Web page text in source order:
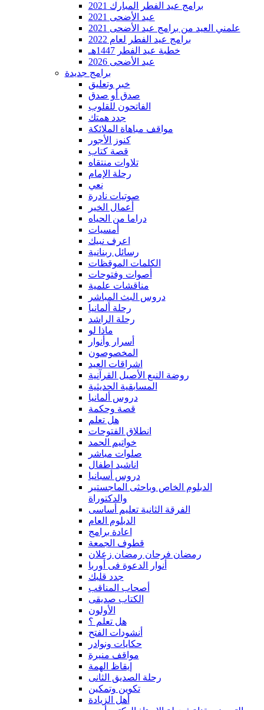
برامج عيد الفطر المبارك 2021
عيد الأضحى 2021
علمني العيد من برامج عيد الأضحى 2021
برامج عيد الفطر لعام 2022
خطبة عيد الفطر 1447هـ
عيد الأضحى 2026
برامج جديدة
خبر وتعليق
صدق أو صدق
الفاتحون للقلوب
جدد همتك
مواقف مباهاة الملائكة
كنوز الأجور
قصة كتاب
تلاوات منتقاه
رحلة الإمام
نعي
صوتيات نادرة
أعمال الخير
دراما من الحياه
أمسيات
اعرف نبيك
رسائل ربنانية
الكلمات الموقظات
أصوات وفتوحات
مناقشات علمية
دروس البث المباشر
رحلة ألمانيا
رحلة الراشد
ماذا لو
أسرار وأنوار
المخصوصون
اشراقات العيد
روضة النبع الأصيل القرآنية
المسابقية الحديثية
دروس ألمانيا
قصة وحكمة
هل تعلم
انطلاق الفتوحات
خواتيم الحمد
صلوات مباشر
اناشيد اطفال
دروس أسبانيا
الدبلوم الخاص وباحثى الماجستير
والدكتوراة
الفرقة الثانية تعليم أساسى
الدبلوم العام
اعادة برامج
قطوف الجمعة
رمضان فرحان رمضان زعلان
أنوار الدعوة فى أوربا
جدد قلبك
أصحاب المناقب
الكتاب صديقى
الأولون
هل تعلم ؟
أنشودات الفتح
حكايات ونوادر
مواقف منيرة
إيقاظ الهمة
رحلة الصديق الثانى
تكوين وتمكين
أهل الزيادة